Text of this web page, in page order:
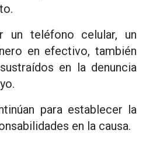
un teléfono celular, un
en efectivo, también
en la denuncia
para establecer la
en la causa.